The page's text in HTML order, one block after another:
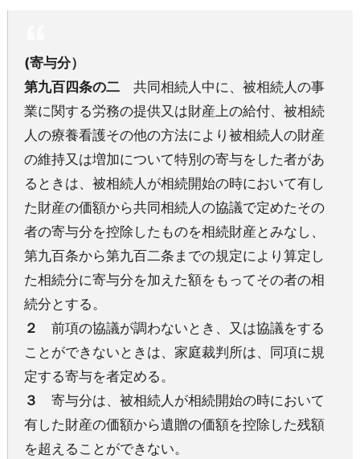
(寄与分）
第九百四条の二共同相続人中に、被相続人の事
業に関する労務の提供又は財産上の給付、被相続
人の療養看護その他の方法により被相続人の財産
の維持又は増加について特別の寄与をした者があ
るときは、被相続人が相続開始の時において有し
た財産の価額から共同相続人の協議で定めたその
者の寄与分を控除したものを相続財産とみなし、
第九百条から第九百二条までの規定により算定し
た相続分に寄与分を加えた額をもってその者の相
続分とする。
２
前項の協議が調わないとき、又は協議をする
ことができないときは、家庭裁判所は、同項に規
定する寄与を者定める。
３
寄与分は、被相続人が相続開始の時において
有した財産の価額から遺贈の価額を控除した残額
を超えることができない。